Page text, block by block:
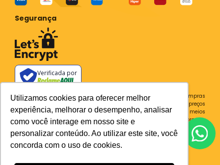
Utilizamos cookies para oferecer melhor
experiência, melhorar o desempenho, analisar
como você interage em nosso site e
personalizar conteúdo. Ao utilizar este site, você
concorda com o uso de cookies.
Segurança
Verificada por
Todos os preços e condições deste site são válidos apenas para compras
no site e não se aplicam a Loja Física. Destacamos que os preços
previstos no site prevalecem aos demais anunciados em outros meios
de comunicação e sites de buscas. Em caso de divergência do preço e
condições no site, o valor válido é sempre o do carrinho de compras.
Plataforma